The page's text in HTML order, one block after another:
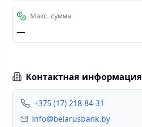
Макс. сумма
—
Контактная информация
+375 (17) 218-84-31
info@belarusbank.by